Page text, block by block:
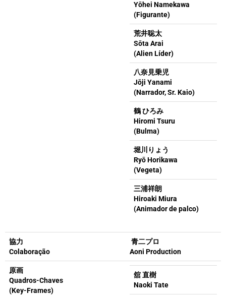
Yōhei Namekawa
(Figurante)
荒井聡太
Sōta Arai
(Alien Líder)
八奈見乗児
Jōji Yanami
(Narrador, Sr. Kaio)
鶴 ひろみ
Hiromi Tsuru
(Bulma)
堀川りょう
Ryō Horikawa
(Vegeta)
三浦祥朗
Hiroaki Miura
(Animador de palco)
協力
Colaboração
青二プロ
Aoni Production
原画
Quadros-Chaves
(Key-Frames)
舘 直樹
Naoki Tate